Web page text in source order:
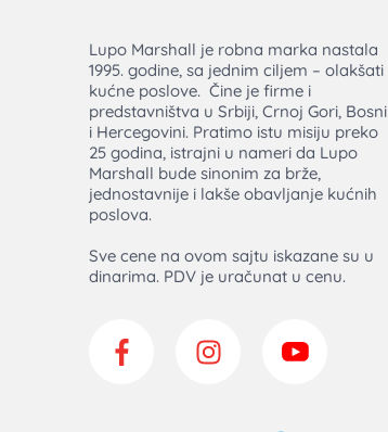
Lupo Marshall je robna marka nastala
1995. godine, sa jednim ciljem – olakšati
kućne poslove. Čine je firme i
predstavništva u Srbiji, Crnoj Gori, Bosni
i Hercegovini. Pratimo istu misiju preko
25 godina, istrajni u nameri da Lupo
Marshall bude sinonim za brže,
jednostavnije i lakše obavljanje kućnih
poslova.
Sve cene na ovom sajtu iskazane su u
dinarima. PDV je uračunat u cenu.